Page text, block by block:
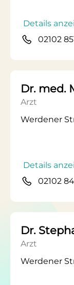
Details
02102
Dr. med.
Arzt
Werdener
Details
02102
Dr.
Arzt
Werdener